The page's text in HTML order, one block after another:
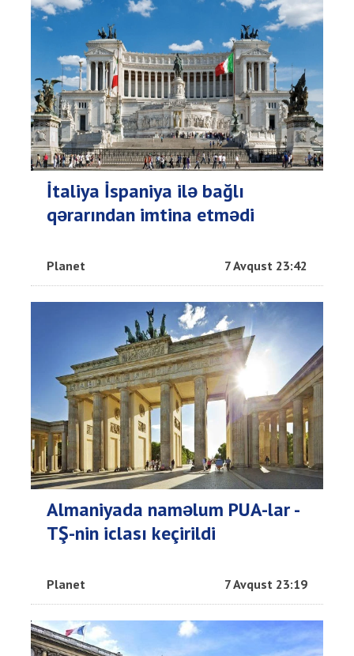
İtaliya İspaniya ilə bağlı
qərarından imtina etmədi
Planet 7 Avqust 23:42
Almaniyada naməlum PUA-lar -
TŞ-nin iclası keçirildi
Planet 7 Avqust 23:19